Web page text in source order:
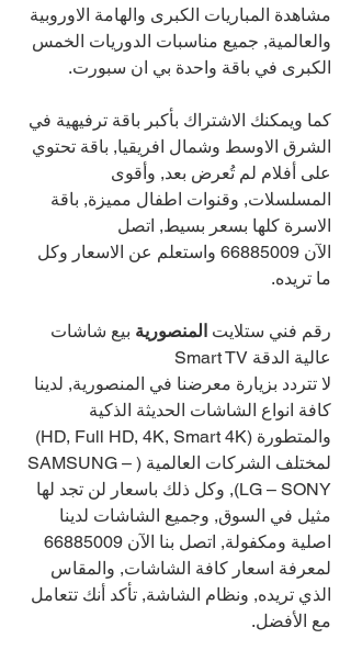
مشاهدة المباريات الكبرى والهامة الاوروبية
والعالمية, جميع مناسبات الدوريات الخمس
الكبرى في باقة واحدة بي ان سبورت.
كما ويمكنك الاشتراك بأكبر باقة ترفيهية في
الشرق الاوسط وشمال افريقيا, باقة تحتوي
على أفلام لم تُعرض بعد, وأقوى
المسلسلات, وقنوات اطفال مميزة, باقة
الاسرة كلها بسعر بسيط, اتصل
الآن 66885009 واستعلم عن الاسعار وكل
ما تريده.
رقم فني ستلايت المنصورية بيع شاشات
عالية الدقة Smart TV
لا تتردد بزيارة معرضنا في المنصورية, لدينا
كافة انواع الشاشات الحديثة الذكية
والمتطورة (HD, Full HD, 4K, Smart 4K)
لمختلف الشركات العالمية (SAMSUNG –
LG – SONY), وكل ذلك باسعار لن تجد لها
مثيل في السوق, وجميع الشاشات لدينا
اصلية ومكفولة, اتصل بنا الآن 66885009
لمعرفة اسعار كافة الشاشات, والمقاس
الذي تريده, ونظام الشاشة, تأكد أنك تتعامل
مع الأفضل.